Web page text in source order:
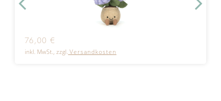
76,00 €
inkl. MwSt., zzgl. Versandkosten